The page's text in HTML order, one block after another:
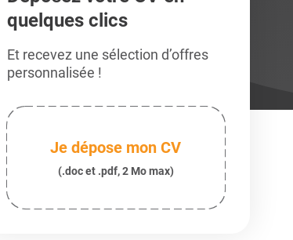
quelques clics
Et recevez une sélection d’offres
personnalisée !
Je dépose mon CV
(.doc et .pdf, 2 Mo max)